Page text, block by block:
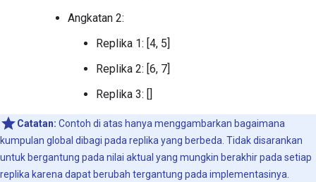
        args {
    type_id: TFT_DATASET
      type_id: TFT_PRODUCT
      args {
        type_id: TFT_TENSOR
Angkatan 2:
Replika 1: [4, 5]
Replika 2: [6, 7]
Replika 3: []
Catatan: Contoh di atas hanya menggambarkan bagaimana
kumpulan global dibagi pada replika yang berbeda. Tidak disarankan
untuk bergantung pada nilai aktual yang mungkin berakhir pada setiap
replika karena dapat berubah tergantung pada implementasinya.